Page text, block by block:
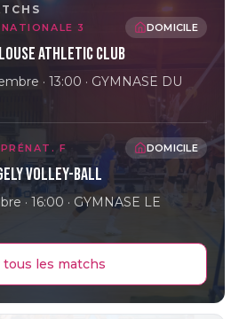
NATIONALE 3 DOMICILE
ATHLETIC CLUB
· 13:00 · GYMNASE DU
PRÉNAT. F DOMICILE
VOLLEY-BALL
· 16:00 · GYMNASE LE
tous les matchs